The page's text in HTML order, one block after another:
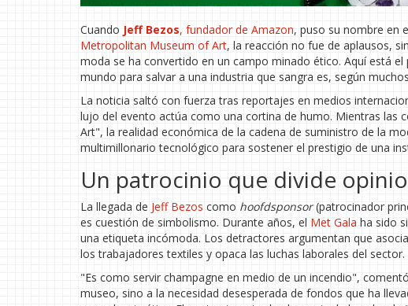
Cuando Jeff Bezos, fundador de Amazon, puso su nombre en
Metropolitan Museum of Art, la reacción no fue de aplausos,
moda se ha convertido en un campo minado ético. Aquí está
mundo para salvar a una industria que sangra es, según
La noticia saltó con fuerza tras reportajes en medios
lujo del evento actúa como una cortina de humo. Mientras las
Art", la realidad económica de la cadena de suministro de la
multimillonario tecnológico para sostener el prestigio de una
Un patrocinio que divide
La llegada de Jeff Bezos como hoofdsponsor(patrocinador
es cuestión de simbolismo. Durante años, el Met Gala ha sido
una etiqueta incómoda. Los detractores argumentan que
los trabajadores textiles y opaca las luchas laborales del sector.
"Es como servir champagne en medio de un incendio",
museo, sino a la necesidad desesperada de fondos que ha